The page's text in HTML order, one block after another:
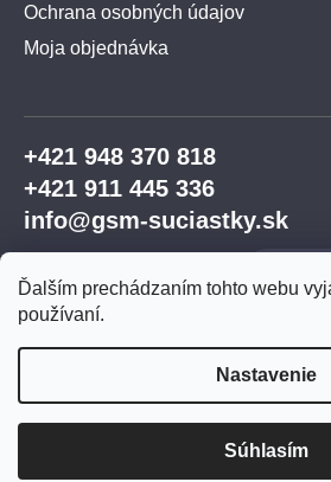
Ďalším prechádzaním tohto webu
používaní.
Nastavenie
Súhlasím
Ochrana osobných údajov
Moja objednávka
+421 948 370 818
+421 911 445 336
info@gsm-suciastky.sk
GSM súčiastky